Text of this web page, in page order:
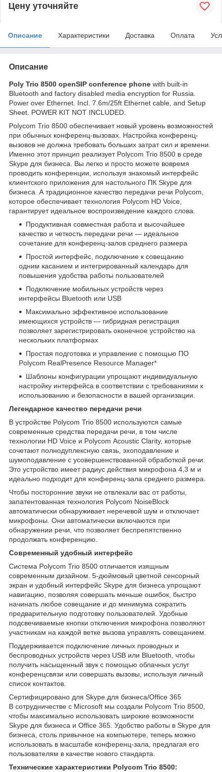
Цену уточняйте
Описание Характеристики Доставка Оплата
Описание
Poly Trio 8500 openSIP conference phone with built-in
Bluetooth and factory disabled media encryption for Russia.
Power over Ethernet. Incl. 7.6m/25ft Ethernet cable, and Setup
Sheet. POWER KIT NOT INCLUDED.
Polycom Trio 8500 обеспечивает новый уровень возможностей
при обычных конференц-вызовах. Настройка конференц-
вызовов не должна требовать больших затрат сил и времени.
Именно этот принцип реализует Polycom Trio 8500 в среде
Skype для бизнеса. Вы легко и просто можете вовремя
проводить конференции, используя знакомый интерфейс
клиентского приложения для настольного ПК Skype для
бизнеса. А традиционное качество передачи речи Polycom,
которое обеспечивает технология Polycom HD Voice,
гарантирует идеальное воспроизведение каждого слова.
Продуктивная совместная работа и высочайшее
качество и четкость передачи речи — идеальное
сочетание для конференц-залов среднего размера
Простой интерфейс, подключение к совещанию
одним касанием и интегрированный календарь для
повышения удобства работы пользователей
Подключение мобильных устройств через
интерфейсы Bluetooth или USB
Максимально эффективное использование
имеющихся устройств — гибридная регистрация
позволяет зарегистрировать оконечное устройство на
нескольких платформах
Простая подготовка и управление с помощью ПО
Polycom RealPresence Resource Manager*
Шаблоны конфигурации упрощают индивидуальную
настройку интерфейса в соответствии с требованиями к
использованию и безопасности в вашей организации.
Легендарное качество передачи речи
В устройстве Polycom Trio 8500 используются самые
современные средства передачи речи, в том числе
технологии HD Voice и Polycom Acoustic Clarity, которые
сочетают полнодуплексную связь, эхоподавление и
шумоподавление с усовершенствованной обработкой речи.
Это устройство имеет радиус действия микрофона 4,3 м и
идеально подходит для конференц-зала среднего размера.
Чтобы посторонние звуки не отвлекали вас от работы,
запатентованная технология Polycom NoiseBlock
автоматически обнаруживает неречевой шум и отключает
микрофоны. Они автоматически включаются при
обнаружении речи, что позволяет беспрепятственно
продолжать конференцию.
Современный удобный интерфейс
Система Polycom Trio 8500 отличается изящным
современным дизайном. 5-дюймовый цветной сенсорный
экран и удобный интерфейс Skype для бизнеса упрощают
навигацию, позволяя совершать меньше ошибок, быстро
начинать любое совещание и до минимума сократить
предварительную подготовку пользователей. Удобные
подсвечиваемые кнопки отключения микрофона позволяют
участникам на каждой ветке вызова управлять совещанием.
Поддерживается подключение личных проводных и
беспроводных устройств через USB или Bluetooth, чтобы
получить насыщенный звук с помощью облачных услуг
конференцсвязи или совершать вызовы, используя личный
список контактов.
Сертифицировано для Skype для бизнеса/Office 365
В сотрудничестве с Microsoft мы создали Polycom Trio 8500,
чтобы максимально использовать широкие возможности
Skype для бизнеса и Office 365. Удобство работы в Skype для
бизнеса, столь привычное на компьютере, теперь можно
использовать в масштабе конференц-зала, предлагая его
пользователям в качестве нового стандарта.
Технические характеристики Polycom Trio 8500: